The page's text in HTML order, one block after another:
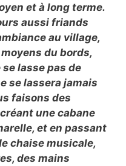
et à long terme.
aussi friands
au village,
du bords,
lasse pas de
se lassera jamais
faisons des
une cabane
et en passant
chaise musicale,
des mains